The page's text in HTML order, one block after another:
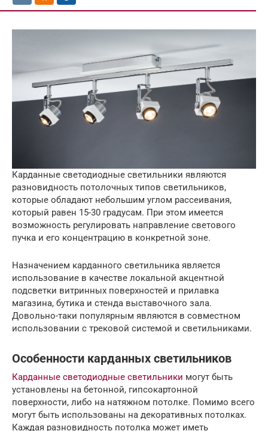
Карданные светодиодные светильники являются
разновидность потолочных типов светильников,
которые обладают небольшим углом рассеивания,
который равен 15-30 градусам. При этом имеется
возможность регулировать направление светового
пучка и его концентрацию в конкретной зоне.
Назначением карданного светильника является
использование в качестве локальной акцентной
подсветки витринных поверхностей и прилавка
магазина, бутика и стенда выставочного зала.
Довольно-таки популярным являются в совместном
использовании с трековой системой и светильниками.
Особенности карданных светильников
Карданные светодиодные светильники могут быть
установлены на бетонной, гипсокартонной
поверхности, либо на натяжном потолке. Помимо всего
могут быть использованы на декоративных потолках.
Каждая разновидность потолка может иметь